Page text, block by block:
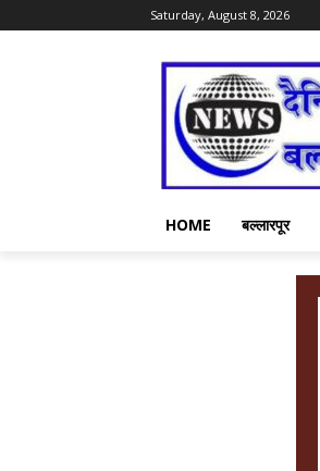
Saturday, August 8, 2026
HOME बल्लारपूर